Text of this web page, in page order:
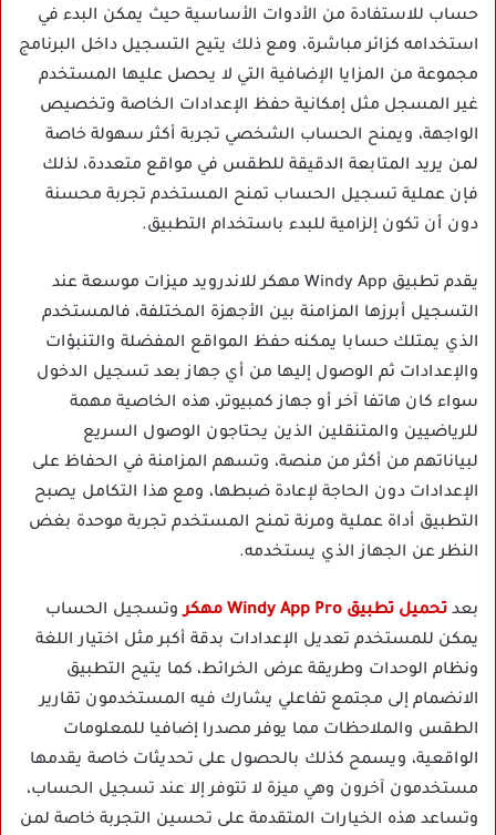
حساب للاستفادة من الأدوات الأساسية حيث يمكن البدء في
استخدامه كزائر مباشرة، ومع ذلك يتيح التسجيل داخل البرنامج
مجموعة من المزايا الإضافية التي لا يحصل عليها المستخدم
غير المسجل مثل إمكانية حفظ الإعدادات الخاصة وتخصيص
الواجهة، ويمنح الحساب الشخصي تجربة أكثر سهولة خاصة
لمن يريد المتابعة الدقيقة للطقس في مواقع متعددة، لذلك
فإن عملية تسجيل الحساب تمنح المستخدم تجربة محسنة
دون أن تكون إلزامية للبدء باستخدام التطبيق.
يقدم تطبيق Windy App مهكر للاندرويد ميزات موسعة عند
التسجيل أبرزها المزامنة بين الأجهزة المختلفة، فالمستخدم
الذي يمتلك حسابا يمكنه حفظ المواقع المفضلة والتنبؤات
والإعدادات ثم الوصول إليها من أي جهاز بعد تسجيل الدخول
سواء كان هاتفا آخر أو جهاز كمبيوتر، هذه الخاصية مهمة
للرياضيين والمتنقلين الذين يحتاجون الوصول السريع
لبياناتهم من أكثر من منصة، وتسهم المزامنة في الحفاظ على
الإعدادات دون الحاجة لإعادة ضبطها، ومع هذا التكامل يصبح
التطبيق أداة عملية ومرنة تمنح المستخدم تجربة موحدة بغض
النظر عن الجهاز الذي يستخدمه.
بعد تحميل تطبيق Windy App Pro مهكر
وتسجيل الحساب
يمكن للمستخدم تعديل الإعدادات بدقة أكبر مثل اختيار اللغة
ونظام الوحدات وطريقة عرض الخرائط، كما يتيح التطبيق
الانضمام إلى مجتمع تفاعلي يشارك فيه المستخدمون تقارير
الطقس والملاحظات مما يوفر مصدرا إضافيا للمعلومات
الواقعية، ويسمح كذلك بالحصول على تحديثات خاصة يقدمها
مستخدمون آخرون وهي ميزة لا تتوفر إلا عند تسجيل الحساب،
وتساعد هذه الخيارات المتقدمة على تحسين التجربة خاصة لمن